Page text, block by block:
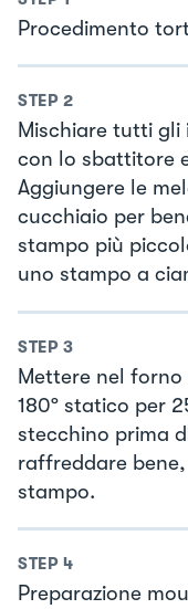
Procedimento
STEP 2
Mischiare tutti gli
con lo sbattitore
Aggiungere le
cucchiaio per
stampo più
uno stampo a
STEP 3
Mettere nel forno
180º statico per
stecchino prima
raffreddare
stampo.
STEP 4
Preparazione